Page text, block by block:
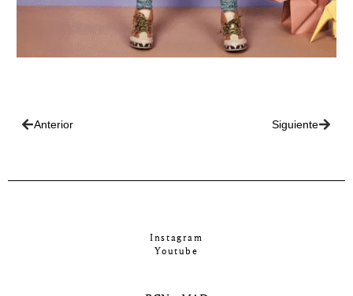
Anterior Siguiente
Instagram
Youtube